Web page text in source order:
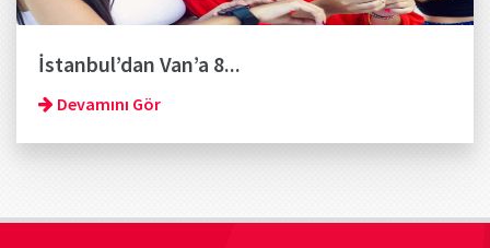
İstanbul’dan Van’a 8...
Devamını Gör